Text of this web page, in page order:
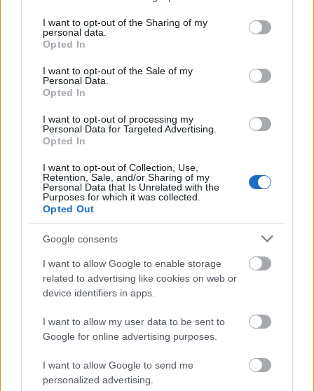
not limited to your visit or usage behaviour. You may click to
grant or deny consent to Google and its third-party tags to
use your data for below specified purposes in below Google
consent section.
I want to opt-out of the Sharing of my
personal data.
Opted In
I want to opt-out of the Sale of my
Personal Data.
Opted In
I want to opt-out of processing my
Personal Data for Targeted Advertising.
Opted In
I want to opt-out of Collection, Use,
Retention, Sale, and/or Sharing of my
Personal Data that Is Unrelated with the
Purposes for which it was collected.
Opted Out
Google consents
I want to allow Google to enable storage
related to advertising like cookies on web or
device identifiers in apps.
I want to allow my user data to be sent to
Google for online advertising purposes.
I want to allow Google to send me
personalized advertising.
Gomez pedig fittyet hányva az alakját ért kritikákra
hófehér sztreccsnadrágban villogott. Mondjuk, ha
minket kérdez bárki is, szerintünk csodás formában
van. Neked mi a véleményed?
Messengeren
keresőben könnyebben megtaláld a
glamour.hu cikkeit